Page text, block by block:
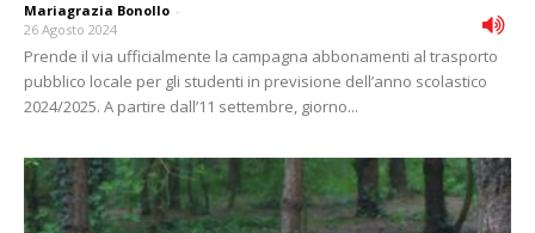
Mariagrazia Bonollo -
26 Agosto 2024
Prende il via ufficialmente la campagna abbonamenti al trasporto
pubblico locale per gli studenti in previsione dell’anno scolastico
2024/2025. A partire dall’11 settembre, giorno...